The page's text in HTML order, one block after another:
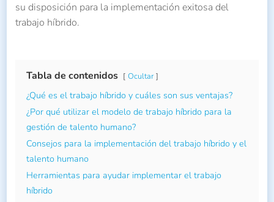
su disposición para la implementación exitosa del
trabajo híbrido.
Tabla de contenidos Ocultar
¿Qué es el trabajo híbrido y cuáles son sus ventajas?
¿Por qué utilizar el modelo de trabajo híbrido para la
gestión de talento humano?
Consejos para la implementación del trabajo híbrido y el
talento humano
Herramientas para ayudar implementar el trabajo
híbrido